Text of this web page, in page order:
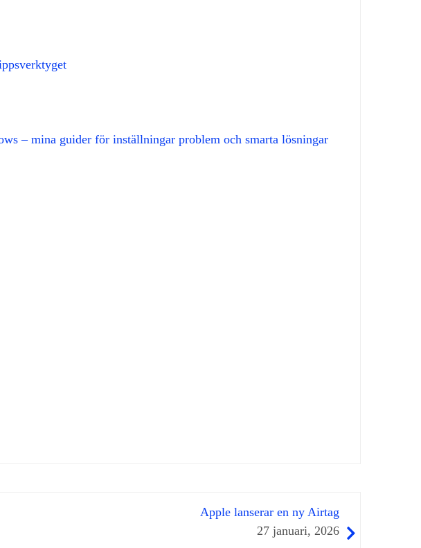
– mina guider för inställningar problem och smarta lösningar
Apple lanserar en ny Airtag
27 januari, 2026